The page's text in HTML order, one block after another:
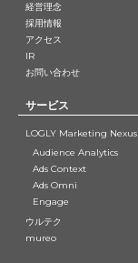
経営理念
採用情報
アクセス
IR
お問い合わせ
サービス
LOGLY Marketing Nexus
Audience Analytics
Ads Context
Ads Omni
Engage
ウルテク
mureo